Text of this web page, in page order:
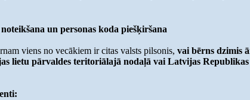
un personas koda piešķiršana
viens no vecākiem ir citas valsts pilsonis, vai bērns dzimis
lietu pārvaldes teritoriālajā nodaļā vai Latvijas